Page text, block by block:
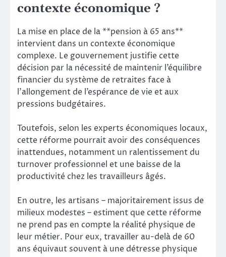
contexte économique ?
La mise en place de la **pension à 65 ans**
intervient dans un contexte économique
complexe. Le gouvernement justifie cette
décision par la nécessité de maintenir l’équilibre
financier du système de retraites face à
l’allongement de l’espérance de vie et aux
pressions budgétaires.
Toutefois, selon les experts économiques locaux,
cette réforme pourrait avoir des conséquences
inattendues, notamment un ralentissement du
turnover professionnel et une baisse de la
productivité chez les travailleurs âgés.
En outre, les artisans – majoritairement issus de
milieux modestes – estiment que cette réforme
ne prend pas en compte la réalité physique de
leur métier. Pour eux, travailler au-delà de 60
ans équivaut souvent à une détresse physique